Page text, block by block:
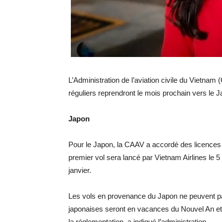
L’Administration de l’aviation civile du
réguliers reprendront le mois prochain vers le
Japon
Pour le Japon, la CAAV a accordé des
premier vol sera lancé par Vietnam Airlines le
janvier.
Les vols en provenance du Japon ne peuvent
japonaises seront en vacances du Nouvel An